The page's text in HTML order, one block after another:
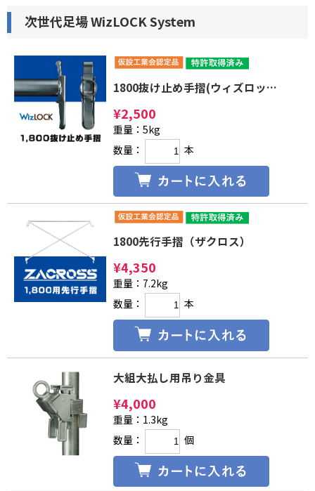
次世代足場 WizLOCK System
1800抜け止め手摺(ウィズロック)
¥2,500
重量：5kg
数量：
本
1800先行手摺（ザクロス）
¥4,350
重量：7.2kg
数量：
本
大組大払し用吊り金具
¥4,000
重量：1.3kg
数量：
個